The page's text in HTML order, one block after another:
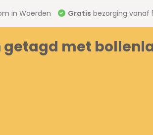
in Woerden Gratis bezorging vanaf
getagd met